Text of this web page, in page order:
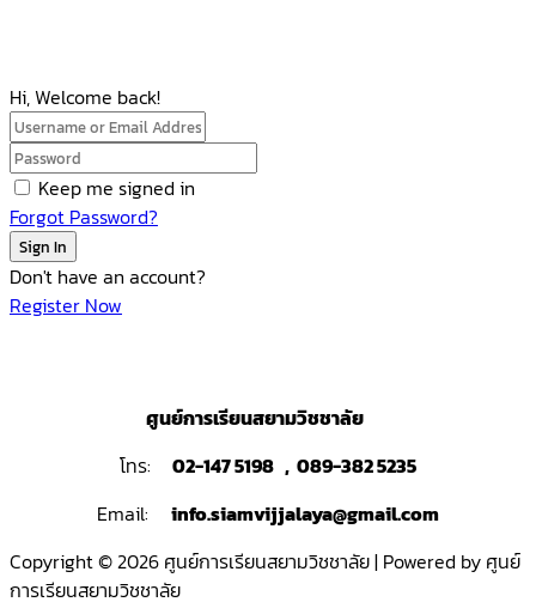
Hi, Welcome back!
Keep me signed in
Forgot Password?
Sign In
Don't have an account?
Register Now
ศูนย์การเรียนสยามวิชชาลัย
โทร:
02-147 5198 , 089-382 5235
Email:
info.siamvijjalaya@gmail.com
Copyright © 2026 ศูนย์การเรียนสยามวิชชาลัย | Powered by ศูนย์
การเรียนสยามวิชชาลัย